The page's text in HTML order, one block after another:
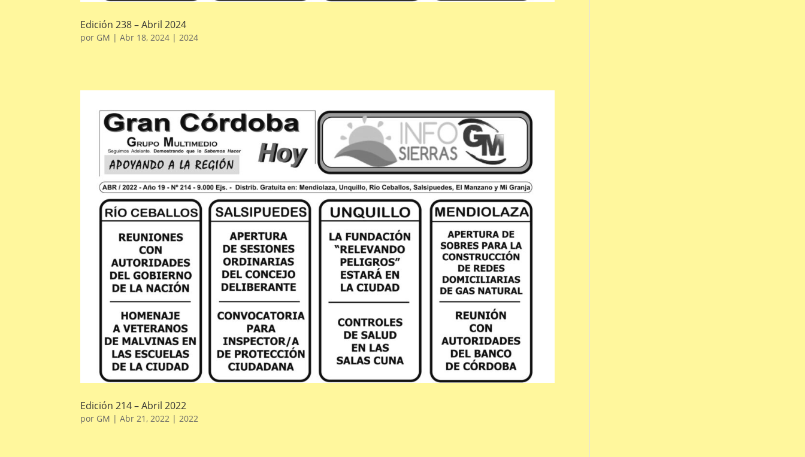
Edición 238 – Abril 2024
por GM |Abr 18, 2024 | 2024
Edición 214 – Abril 2022
por GM |Abr 21, 2022 |2022